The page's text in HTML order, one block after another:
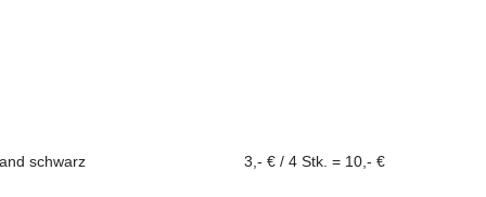
schwarz 3,- € / 4 Stk. = 10,- €